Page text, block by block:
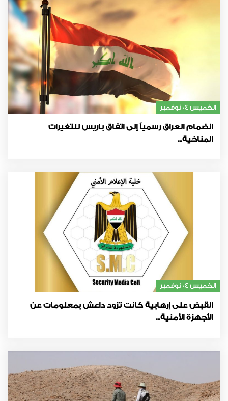
الخميس 04 نوفمبر
انضمام العراق رسمياً إلى اتفاق باريس للتغيرات
المناخية...
الخميس 04 نوفمبر
القبض على إرهابية كانت تزود داعش بمعلومات عن
الأجهزة الأمنية...